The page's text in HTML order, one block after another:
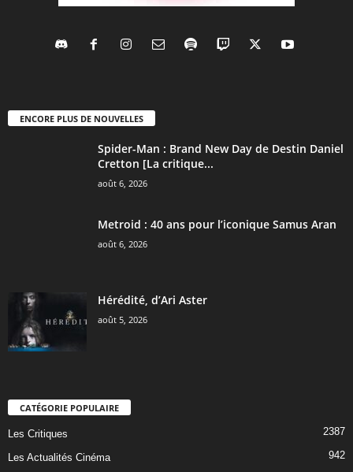
ENCORE PLUS DE NOUVELLES
Spider-Man : Brand New Day de Destin Daniel
Cretton [La critique...
août 6, 2026
Metroid : 40 ans pour l’iconique Samus Aran
août 6, 2026
Hérédité, d’Ari Aster
août 5, 2026
CATÉGORIE POPULAIRE
Les Critiques 2387
Les Actualités Cinéma 942